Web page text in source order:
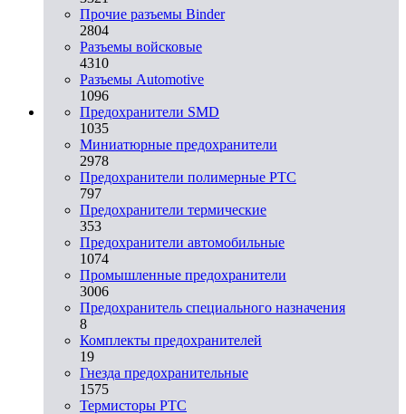
Прочие разъемы Binder
2804
Разъемы войсковые
4310
Разъeмы Automotive
1096
Предохранители SMD
1035
Миниатюрные предохранители
2978
Предохранители полимерные PTC
797
Предохранители термические
353
Предохранители автомобильные
1074
Промышленные предохранители
3006
Предохранитель специального назначения
8
Комплекты предохранителей
19
Гнезда предохранительные
1575
Термисторы PTC